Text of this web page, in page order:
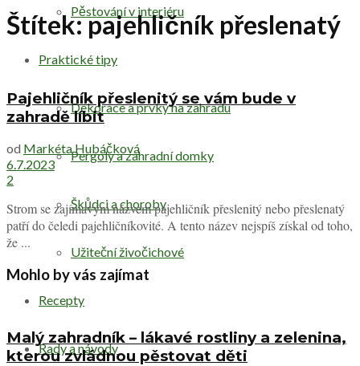
Pěstování v interiéru
Praktické tipy
Dekorace a prvky na zahradu
Pergoly a zahradní domky
Škůdci a choroby
Užiteční živočichové
Recepty
Rady a návody
Štítek:pajehličník přeslenatý
Pajehličník přeslenitý se vám bude v
zahradě líbit
od Markéta Hubáčková
6.7.2023
2
Strom se zajímavým názvem pajehličník přeslenitý nebo přeslenatý
patří do čeledi pajehličníkovité. A tento název nejspíš získal od toho,
že ...
Mohlo by vás zajímat
Malý zahradník – lákavé rostliny a zelenina,
kterou zvládnou pěstovat děti